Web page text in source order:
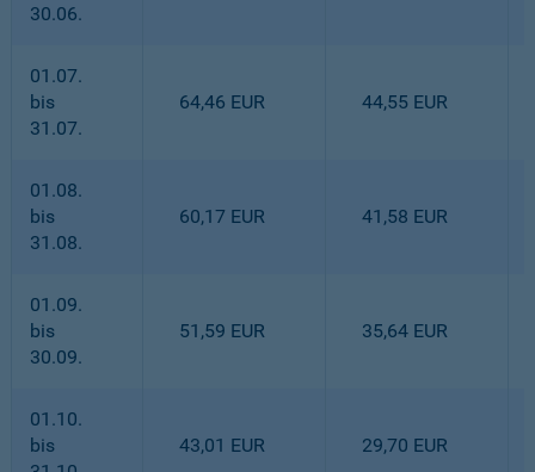
30.06.
01.07.
bis
31.07.
64,46 EUR 44,55 EUR
01.08.
bis
31.08.
60,17 EUR 41,58 EUR
01.09.
bis
30.09.
51,59 EUR 35,64 EUR
01.10.
bis
43,01 EUR 29,70 EUR